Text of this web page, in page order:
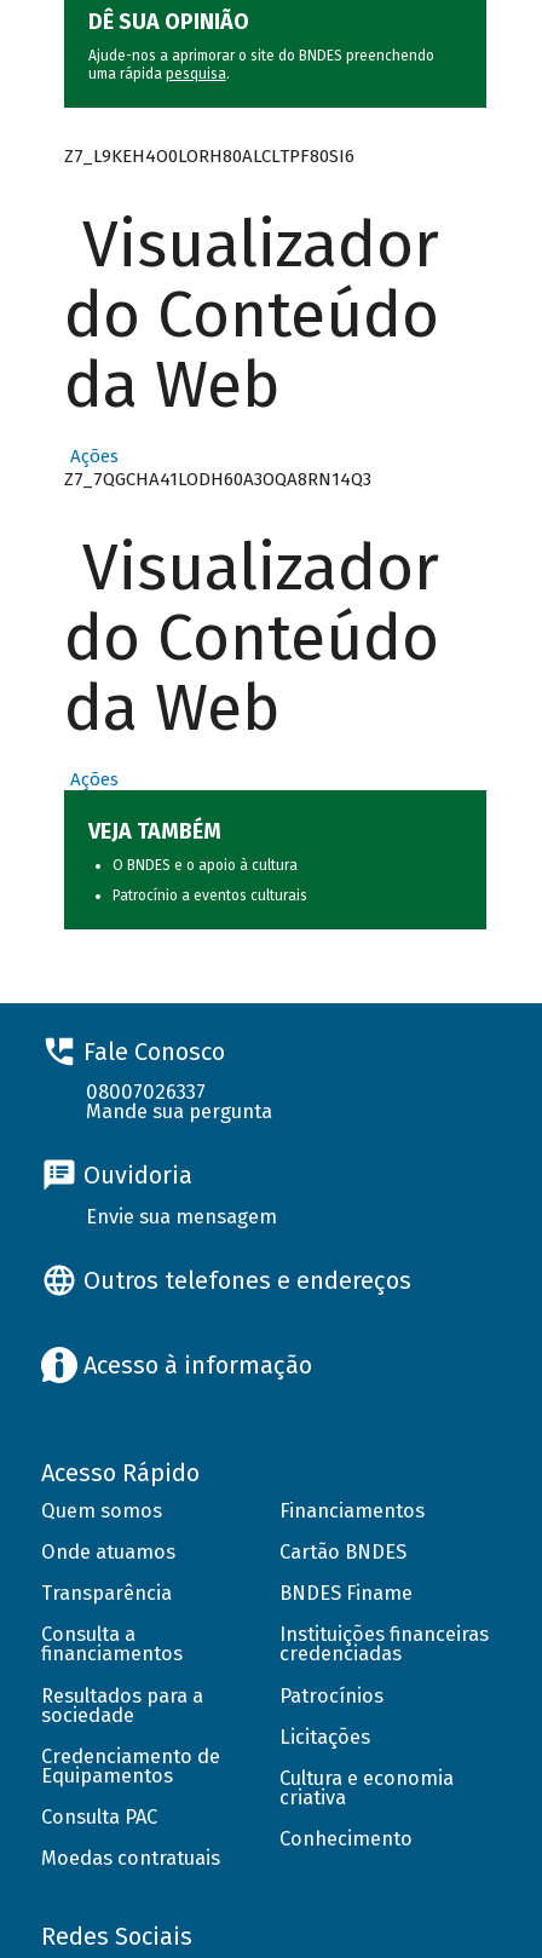
DÊ SUA OPINIÃO
Ajude-nos a aprimorar o site do BNDES preenchendo
uma rápida pesquisa.
Z7_L9KEH4O0LORH80ALCLTPF80SI6
Visualizador
do Conteúdo
da Web
Ações
Z7_7QGCHA41LODH60A3OQA8RN14Q3
Visualizador
do Conteúdo
da Web
Ações
VEJA TAMBÉM
O BNDES e o apoio à cultura
Patrocínio a eventos culturais
Fale Conosco
08007026337
Mande sua pergunta
Ouvidoria
Envie sua mensagem
Outros telefones e endereços
Acesso à informação
Acesso Rápido
Quem somos
Onde atuamos
Transparência
Consulta a
financiamentos
Resultados para a
sociedade
Credenciamento de
Equipamentos
Consulta PAC
Moedas contratuais
Financiamentos
Cartão BNDES
BNDES Finame
Instituições financeiras
credenciadas
Patrocínios
Licitações
Cultura e economia
criativa
Conhecimento
Redes Sociais